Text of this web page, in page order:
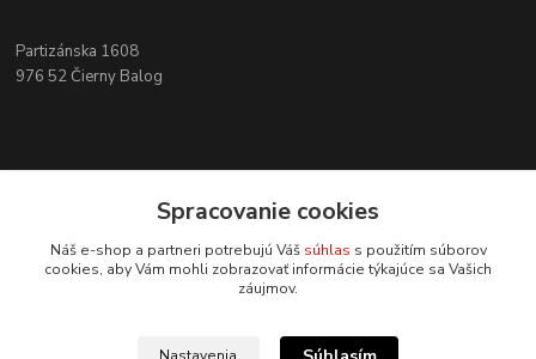
Partizánska 1608
976 52 Čierny Balog
+421 915 526 286
(Po-Pia, 8-17 hod.)
Spracovanie cookies
Náš e-shop a partneri potrebujú Váš súhlas s použitím súborov
cookies, aby Vám mohli zobrazovať informácie týkajúce sa Vašich
záujmov.